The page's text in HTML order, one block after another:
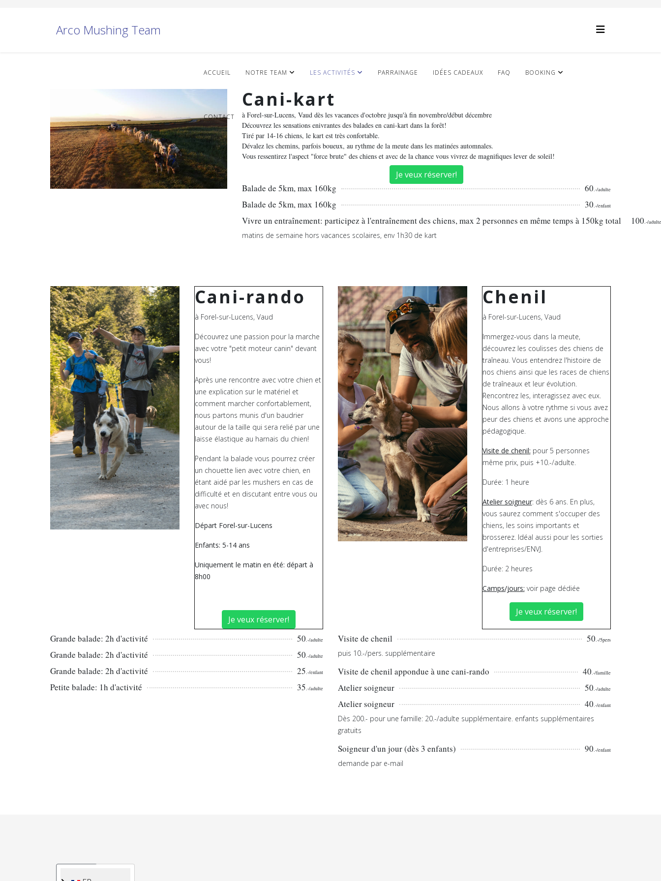
Arco Mushing Team
ACCUEIL NOTRE TEAM LES ACTIVITÉS PARRAINAGE IDÉES CADEAUX FAQ BOOKING
CONTACT
Cani-kart
à Forel-sur-Lucens, Vaud dès les vacances d'octobre jusqu'à fin novembre/début décembre
Découvrez les sensations enivrantes des balades en cani-kart dans la forêt!
Tiré par 14-16 chiens, le kart est très confortable.
Dévalez les chemins, parfois boueux, au rythme de la meute dans les matinées automnales.
Vous ressentirez l'aspect "force brute" des chiens et avec de la chance vous vivrez de magnifiques lever de soleil!
Je veux réserver!
Balade de 5km, max 160kg 60.-/adulte
Balade de 5km, max 160kg 30.-/enfant
Vivre un entraînement: participez à l'entraînement des chiens, max 2 personnes en même temps à 150kg total 100.-/adulte
matins de semaine hors vacances scolaires, env 1h30 de kart
Cani-rando
à Forel-sur-Lucens, Vaud
Découvrez une passion pour la marche
avec votre "petit moteur canin" devant
vous!
Après une rencontre avec votre chien et
une explication sur le matériel et
comment marcher confortablement,
nous partons munis d'un baudrier
autour de la taille qui sera relié par une
laisse élastique au harnais du chien!
Pendant la balade vous pourrez créer
un chouette lien avec votre chien, en
étant aidé par les mushers en cas de
difficulté et en discutant entre vous ou
avec nous!
Départ Forel-sur-Lucens
Enfants: 5-14 ans
Uniquement le matin en été: départ à
8h00
Je veux réserver!
Chenil
à Forel-sur-Lucens, Vaud
Immergez-vous dans la meute,
découvrez les coulisses des chiens de
traîneau. Vous entendrez l'histoire de
nos chiens ainsi que les races de chiens
de traîneaux et leur évolution.
Rencontrez les, interagissez avec eux.
Nous allons à votre rythme si vous avez
peur des chiens et avons une approche
pédagogique.
Visite de chenil: pour 5 personnes
même prix, puis +10.-/adulte.
Durée: 1 heure
Atelier soigneur: dès 6 ans. En plus,
vous saurez comment s'occuper des
chiens, les soins importants et
brosserez. Idéal aussi pour les sorties
d'entreprises/ENVJ.
Durée: 2 heures
Camps/jours: voir page dédiée
Je veux réserver!
Grande balade: 2h d'activité 50.-/adulte
Grande balade: 2h d'activité 50.-/adulte
Grande balade: 2h d'activité 25.-/enfant
Petite balade: 1h d'activité 35.-/adulte
Visite de chenil 50.-/5pers
puis 10.-/pers. supplémentaire
Visite de chenil appondue à une cani-rando 40.-/famille
Atelier soigneur 50.-/adulte
Atelier soigneur 40.-/enfant
Dès 200.- pour une famille: 20.-/adulte supplémentaire. enfants supplémentaires
gratuits
Soigneur d'un jour (dès 3 enfants) 90.-/enfant
demande par e-mail